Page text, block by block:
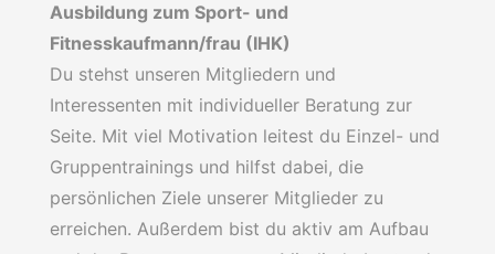
Ausbildung zum Sport- und
Fitnesskaufmann/frau (IHK)
Du stehst unseren Mitgliedern und
Interessenten mit individueller Beratung zur
Seite. Mit viel Motivation leitest du Einzel- und
Gruppentrainings und hilfst dabei, die
persönlichen Ziele unserer Mitglieder zu
erreichen. Außerdem bist du aktiv am Aufbau